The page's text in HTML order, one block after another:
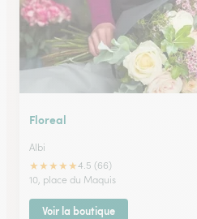
Floreal
Albi
★★★★★4.5 (66)
10, place du Maquis
Voir la boutique